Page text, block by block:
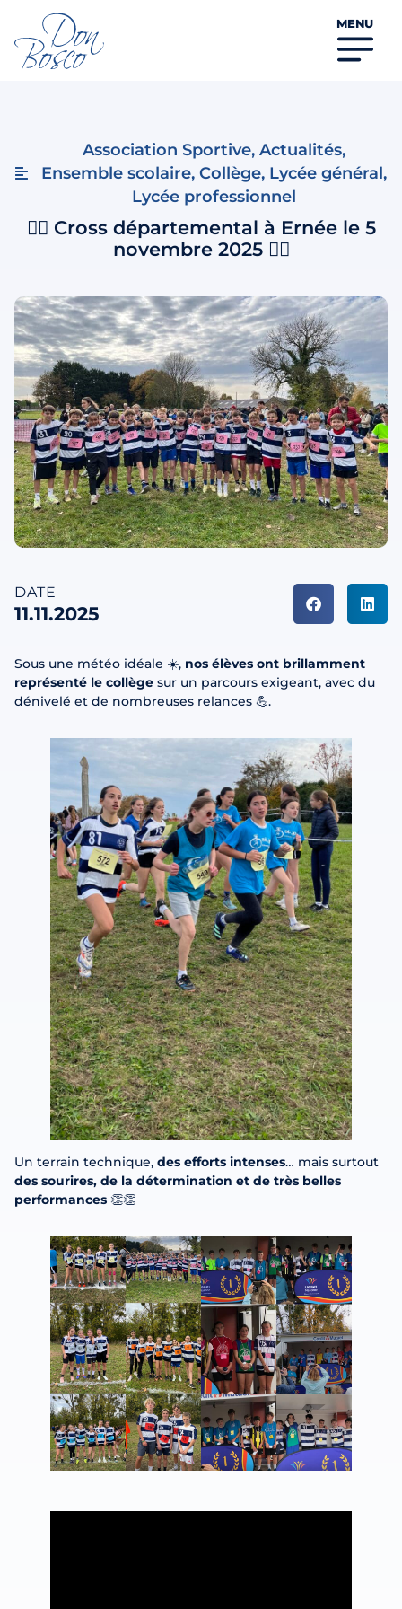
MENU
Association Sportive, Actualités,
Ensemble scolaire, Collège, Lycée général,
Lycée professionnel
🏃‍♀️ Cross départemental à Ernée le 5
novembre 2025 🏃‍♂️
DATE
11.11.2025
Sous une météo idéale ☀️, nos élèves ont brillamment
représenté le collège sur un parcours exigeant, avec du
dénivelé et de nombreuses relances 💪.
Un terrain technique, des efforts intenses… mais surtout
des sourires, de la détermination et de très belles
performances 👏👏